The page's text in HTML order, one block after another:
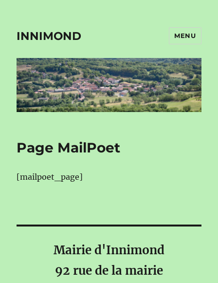
INNIMOND MENU
Page MailPoet
[mailpoet_page]
Mairie d'Innimond
92 rue de la mairie